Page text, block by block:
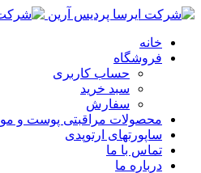
خانه
فروشگاه
حساب کاربری
سبد خرید
سفارش
محصولات مراقبتی پوست و مو
ساپورتهای ارتوپدی
تماس با ما
درباره ما